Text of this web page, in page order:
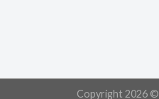
Copyright 2026 ©